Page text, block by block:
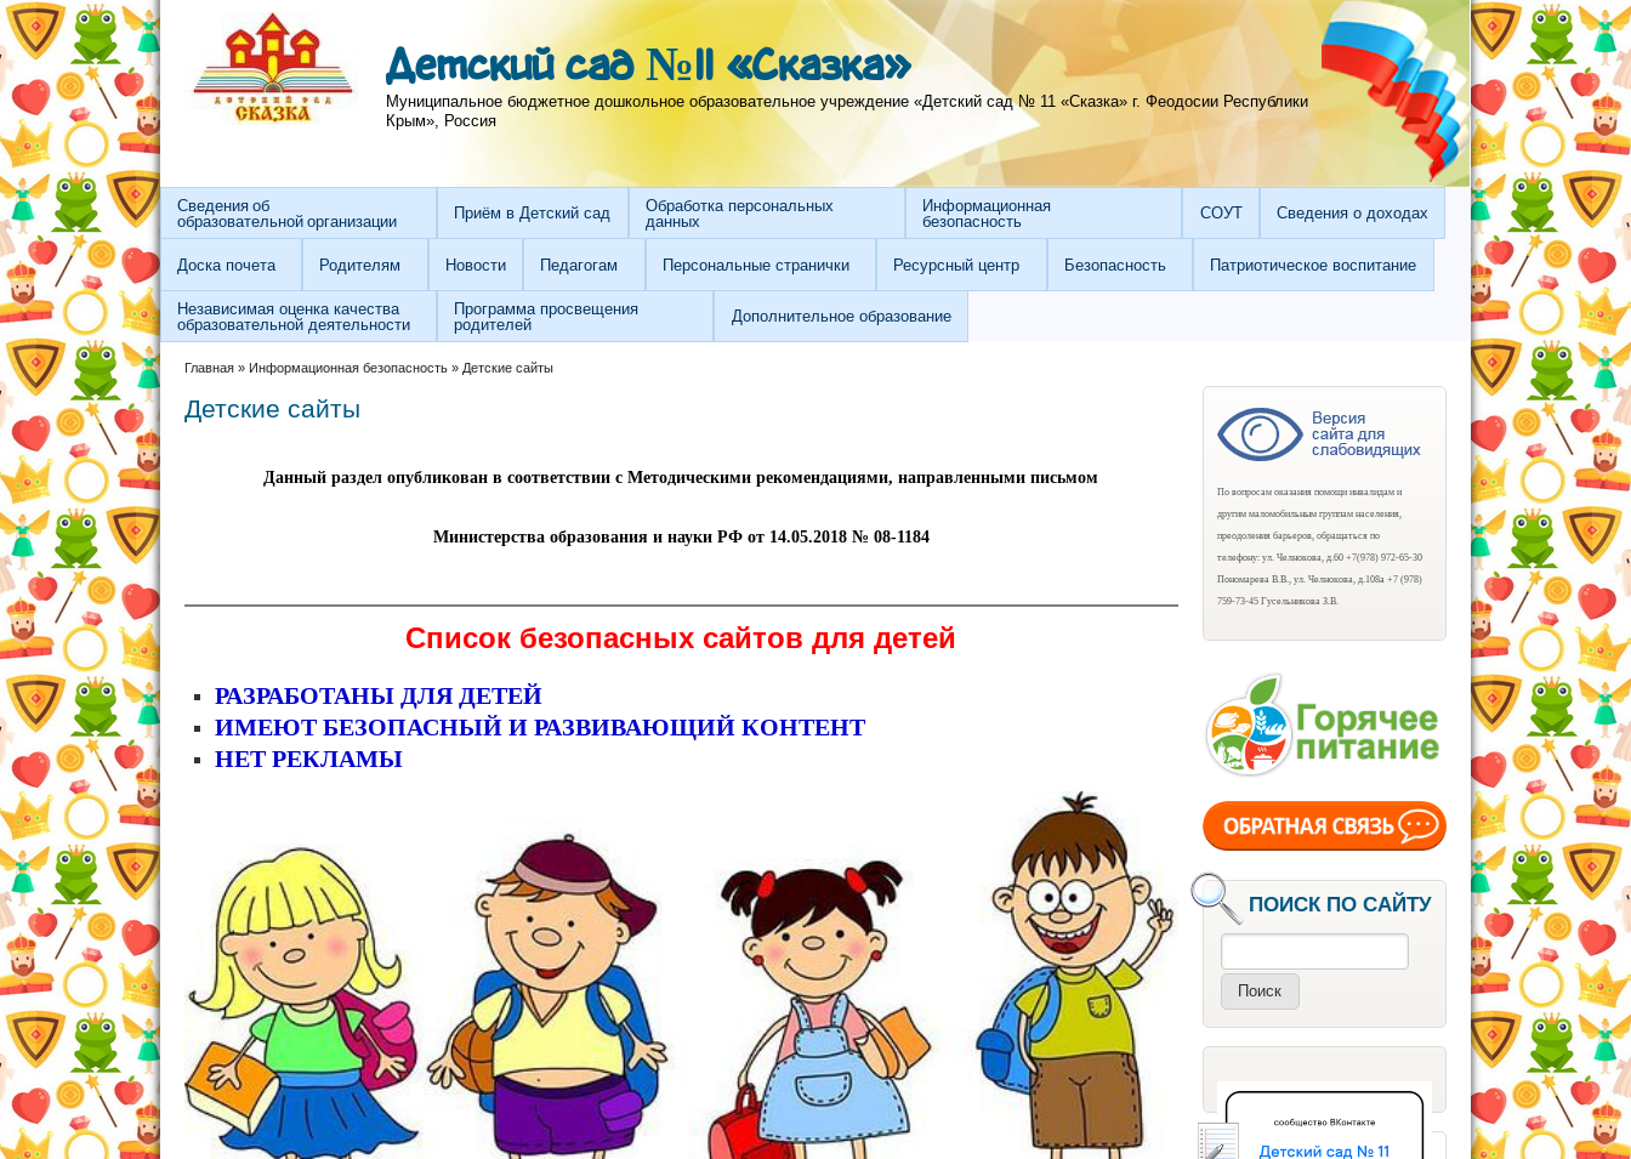
Перейти к основному содержанию
Skip to search
Детский сад №11 «Сказка»
Муниципальное бюджетное дошкольное образовательное учреждение «Детский сад № 11 «Сказка» г. Феодосии Республики
Крым», Россия
Сведения об
образовательной организации
Приём в Детский сад
Обработка персональных
данных
Информационная
безопасность
СОУТ Сведения о доходах
Доска почета Родителям Новости Педагогам Персональные странички Ресурсный центр Безопасность Патриотическое воспитание
Независимая оценка качества
образовательной деятельности
Программа просвещения
родителей
Дополнительное образование
Вы здесь
Главная» Информационная безопасность» Детские сайты
Детские сайты
Данный раздел опубликован в соответствии с Методическими рекомендациями, направленными письмом
Министерства образования и науки РФ от 14.05.2018 № 08-1184
Список безопасных сайтов для детей
РАЗРАБОТАНЫ ДЛЯ ДЕТЕЙ
ИМЕЮТ БЕЗОПАСНЫЙ И РАЗВИВАЮЩИЙ КОНТЕНТ
НЕТ РЕКЛАМЫ
По вопросам оказания помощи инвалидам и
другим маломобильным группам населения,
преодоления барьеров, обращаться по
телефону: ул. Челнокова, д.60 +7(978) 972-65-30
Пономарева В.В., ул. Челнокова, д.108а +7 (978)
759-73-45 Гусельникова З.В.
ПОИСК ПО САЙТУ